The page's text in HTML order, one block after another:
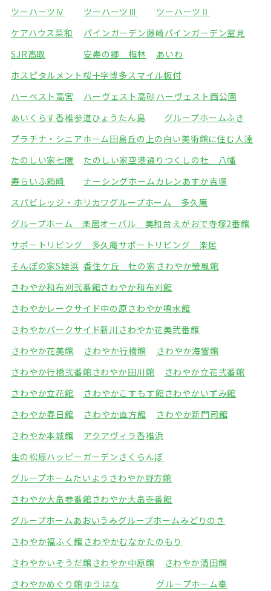
ツーハーツⅣ
ツーハーツⅢ
ツーハーツⅡ
ケアハウス菜和
パインガーデン藤崎パインガーデン室見
SJR高取
安寿の郷 梅林
あいわ
ホスピタルメント桜十字博多スマイル板付
ハーベスト高宮
ハーヴェスト高砂 ハーヴェスト西公園
あいくらす香椎参道ひょうたん島
グループホームふき
プラチナ・シニアホーム田島丘の上の白い美術館に住む人達
たのしい家七隈
たのしい家空港通り つくしの杜 八幡
寿らいふ箱崎
ナーシングホームカレン あすか吉塚
スパビレッジ・ホリカワ グループホーム 多久庵
グループホーム 楽居オーパル 美和台 えがおで寺塚2番館
サポートリビング 多久庵サポートリビング 楽居
そんぽの家S姪浜 香住ケ丘 杜の家 さわやか螢風館
さわやか和布刈弐番館さわやか和布刈館
さわやかレークサイド中の原さわやか鳴水館
さわやかパークサイド新川 さわやか花美弐番館
さわやか花美館
さわやか行橋館
さわやか海響館
さわやか行橋弐番館さわやか田川館
さわやか立花弐番館
さわやか立花館
さわやかこすもす館さわやかいずみ館
さわやか春日館
さわやか直方館
さわやか新門司館
さわやか本城館
アクアヴィラ香椎浜
生の松原ハッピーガーデン さくらんぼ
グループホームたいよう さわやか野方館
さわやか大畠参番館さわやか大畠壱番館
グループホームあおいうみグループホームみどりのき
さわやか福ふく館 さわやかむなかたのもり
さわやかいそうだ館さわやか中原館
さわやか清田館
さわやかめぐり館 ゆうはな
グループホーム幸